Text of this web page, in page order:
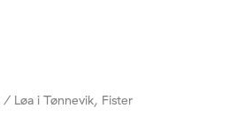
/ Løa i Tønnevik, Fister